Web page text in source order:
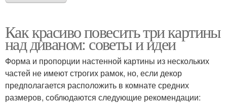
Как красиво повесить три картины
над диваном: советы и идеи
Форма и пропорции настенной картины из нескольких
частей не имеют строгих рамок, но, если декор
предполагается расположить в комнате средних
размеров, соблюдаются следующие рекомендации: